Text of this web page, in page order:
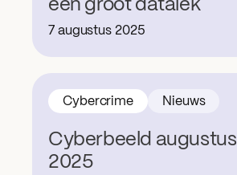
een groot datalek
7 augustus 2025
Cyberbeeld augustus
2025
Cybercrime Nieuws